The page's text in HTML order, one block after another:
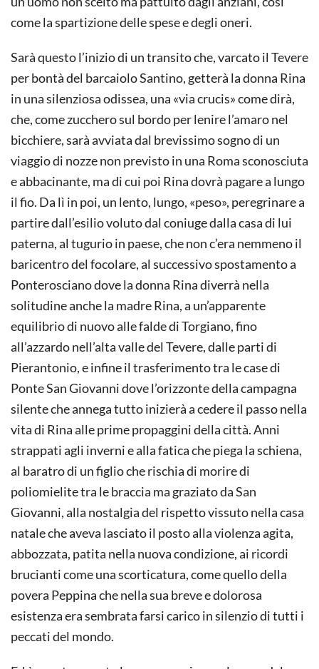
come la spartizione delle spese e degli oneri.
Sarà questo l’inizio di un transito che, varcato il Tevere
per bontà del barcaiolo Santino, getterà la donna Rina
in una silenziosa odissea, una «via crucis» come dirà,
che, come zucchero sul bordo per lenire l’amaro nel
bicchiere, sarà avviata dal brevissimo sogno di un
viaggio di nozze non previsto in una Roma sconosciuta
e abbacinante, ma di cui poi Rina dovrà pagare a lungo
il fio. Da lì in poi, un lento, lungo, «peso», peregrinare a
partire dall’esilio voluto dal coniuge dalla casa di lui
paterna, al tugurio in paese, che non c’era nemmeno il
baricentro del focolare, al successivo spostamento a
Ponterosciano dove la donna Rina diverrà nella
solitudine anche la madre Rina, a un’apparente
equilibrio di nuovo alle falde di Torgiano, fino
all’azzardo nell’alta valle del Tevere, dalle parti di
Pierantonio, e infine il trasferimento tra le case di
Ponte San Giovanni dove l’orizzonte della campagna
silente che annega tutto inizierà a cedere il passo nella
vita di Rina alle prime propaggini della città. Anni
strappati agli inverni e alla fatica che piega la schiena,
al baratro di un figlio che rischia di morire di
poliomielite tra le braccia ma graziato da San
Giovanni, alla nostalgia del rispetto vissuto nella casa
natale che aveva lasciato il posto alla violenza agita,
abbozzata, patita nella nuova condizione, ai ricordi
brucianti come una scorticatura, come quello della
povera Peppina che nella sua breve e dolorosa
esistenza era sembrata farsi carico in silenzio di tutti i
peccati del mondo.